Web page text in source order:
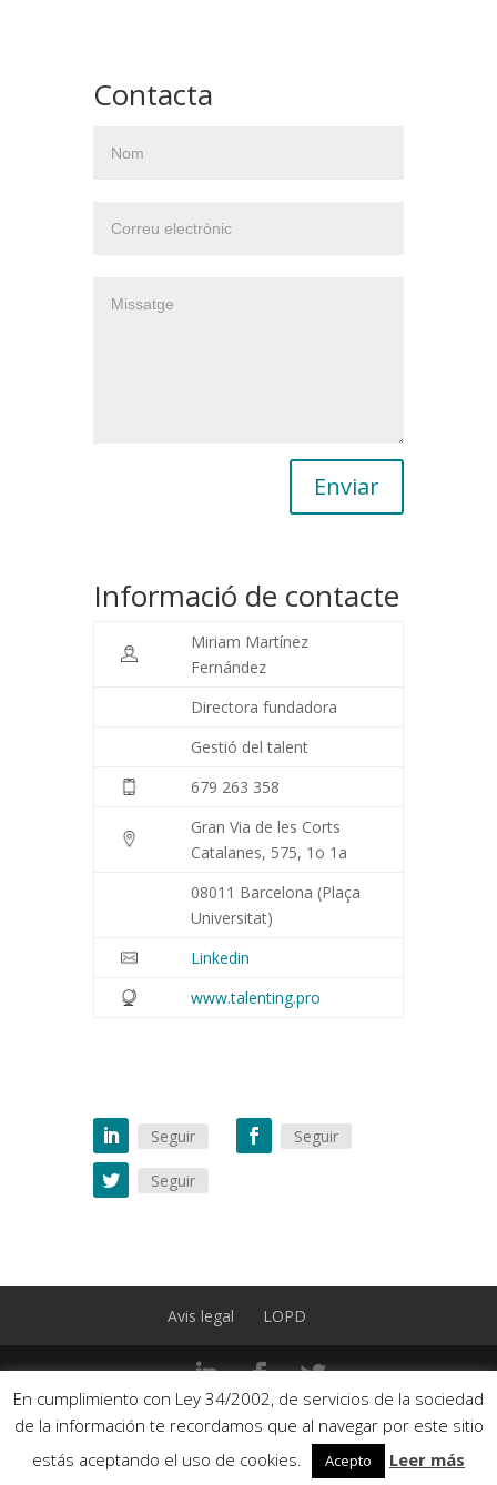
Contacta
Informació de contacte
Miriam Martínez
Fernández
Directora fundadora
Gestió del talent
679 263 358
Gran Via de les Corts
Catalanes, 575, 1o 1a
08011 Barcelona (Plaça
Universitat)
Linkedin
www.talenting.pro
Seguir Seguir
Seguir
Avis legal LOPD
2014 © Talenting -hola@talenting.pro-
679 263 358 - Gran Via de les Corts
Catalanes, 575, 1o 1a, 08011 Barcelona
En cumplimiento con Ley 34/2002, de servicios de la sociedad
de la información te recordamos que al navegar por este sitio
estás aceptando el uso de cookies.
Acepto Leer más